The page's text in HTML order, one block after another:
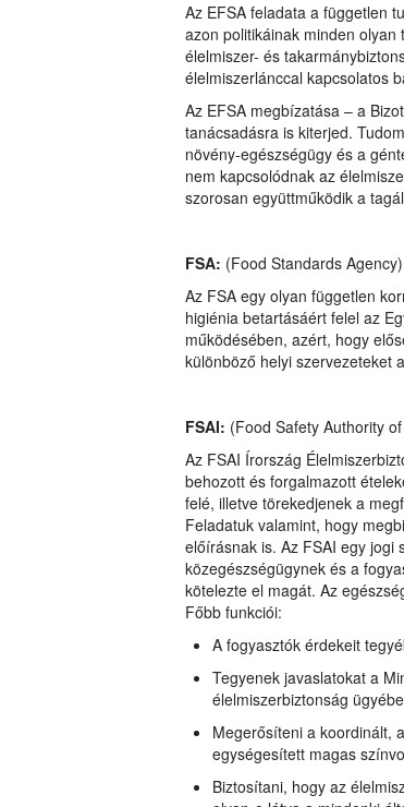
Az EFSA feladata a független
azon politikáinak minden
élelmiszer- és
élelmiszerlánccal kapcsolatos
Az EFSA megbízatása – a
tanácsadásra is kiterjed.
növény-egészségügy és a
nem kapcsolódnak az
szorosan együttműködik a
FSA: (Food Standards Agency)
Az FSA egy olyan független
higiénia betartásáért felel az
működésében, azért, hogy
különböző helyi szervezeteket
FSAI: (Food Safety Authority
Az FSAI Írország
behozott és forgalmazott
felé, illetve törekedjenek a
Feladatuk valamint, hogy
előírásnak is. Az FSAI egy jogi
közegészségügynek és a
kötelezte el magát. Az
Főbb funkciói:
A fogyasztók érdekeit
Tegyenek javaslatokat a
élelmiszerbiztonság
Megerősíteni a koordinált,
egységesített magas
Biztosítani, hogy az